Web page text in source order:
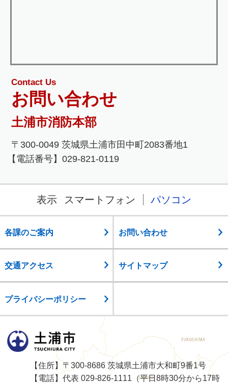
Contact Us
お問い合わせ
土浦市消防本部
〒300-0049 茨城県土浦市田中町2083番地1
【電話番号】029-821-0119
表示 スマートフォン パソコン
各課のご案内 お問い合わせ
交通アクセス サイトマップ
プライバシーポリシー
土浦市
【住所】〒300-8686 茨城県土浦市大和町9番1号
【電話】代表 029-826-1111（平日8時30分から17時